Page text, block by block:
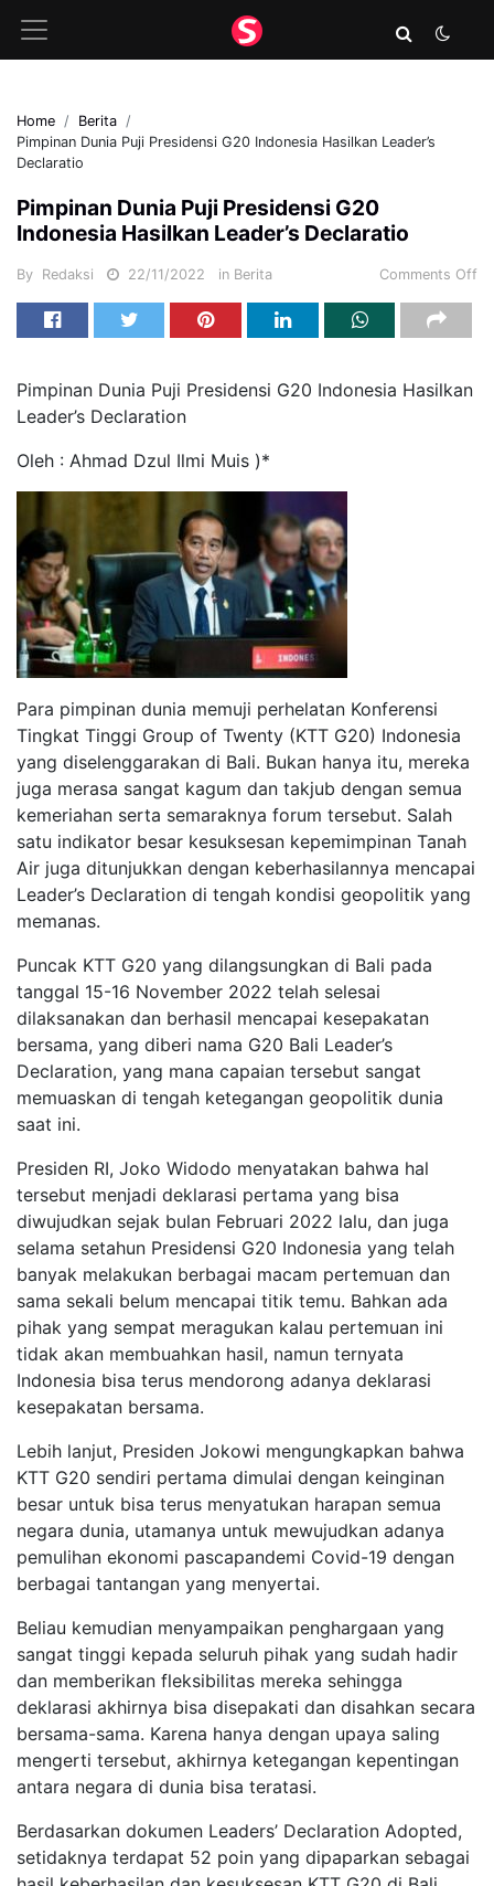
Home
Berita
Pimpinan Dunia Puji Presidensi G20 Indonesia Hasilkan Leader’s
Declaratio
Pimpinan Dunia Puji Presidensi G20
Indonesia Hasilkan Leader’s Declaratio
By Redaksi 22/11/2022 in Berita Comments Off
Pimpinan Dunia Puji Presidensi G20 Indonesia Hasilkan
Leader’s Declaration
Oleh : Ahmad Dzul Ilmi Muis )*
Para pimpinan dunia memuji perhelatan Konferensi
Tingkat Tinggi Group of Twenty (KTT G20) Indonesia
yang diselenggarakan di Bali. Bukan hanya itu, mereka
juga merasa sangat kagum dan takjub dengan semua
kemeriahan serta semaraknya forum tersebut. Salah
satu indikator besar kesuksesan kepemimpinan Tanah
Air juga ditunjukkan dengan keberhasilannya mencapai
Leader’s Declaration di tengah kondisi geopolitik yang
memanas.
Puncak KTT G20 yang dilangsungkan di Bali pada
tanggal 15-16 November 2022 telah selesai
dilaksanakan dan berhasil mencapai kesepakatan
bersama, yang diberi nama G20 Bali Leader’s
Declaration, yang mana capaian tersebut sangat
memuaskan di tengah ketegangan geopolitik dunia
saat ini.
Presiden RI, Joko Widodo menyatakan bahwa hal
tersebut menjadi deklarasi pertama yang bisa
diwujudkan sejak bulan Februari 2022 lalu, dan juga
selama setahun Presidensi G20 Indonesia yang telah
banyak melakukan berbagai macam pertemuan dan
sama sekali belum mencapai titik temu. Bahkan ada
pihak yang sempat meragukan kalau pertemuan ini
tidak akan membuahkan hasil, namun ternyata
Indonesia bisa terus mendorong adanya deklarasi
kesepakatan bersama.
Lebih lanjut, Presiden Jokowi mengungkapkan bahwa
KTT G20 sendiri pertama dimulai dengan keinginan
besar untuk bisa terus menyatukan harapan semua
negara dunia, utamanya untuk mewujudkan adanya
pemulihan ekonomi pascapandemi Covid-19 dengan
berbagai tantangan yang menyertai.
Beliau kemudian menyampaikan penghargaan yang
sangat tinggi kepada seluruh pihak yang sudah hadir
dan memberikan fleksibilitas mereka sehingga
deklarasi akhirnya bisa disepakati dan disahkan secara
bersama-sama. Karena hanya dengan upaya saling
mengerti tersebut, akhirnya ketegangan kepentingan
antara negara di dunia bisa teratasi.
Berdasarkan dokumen Leaders’ Declaration Adopted,
setidaknya terdapat 52 poin yang dipaparkan sebagai